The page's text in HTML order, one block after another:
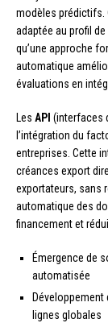
modèles prédictifs.
adaptée au profil
qu’une approche
automatique
évaluations en
Les API (interfaces
l’intégration du
entreprises. Cette
créances export
exportateurs, sans
automatique des
financement et
Émergence de
automatisée
Développement
lignes globales